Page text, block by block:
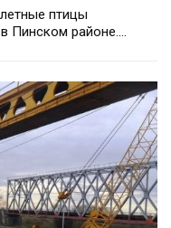
птицы
Пинском районе.…